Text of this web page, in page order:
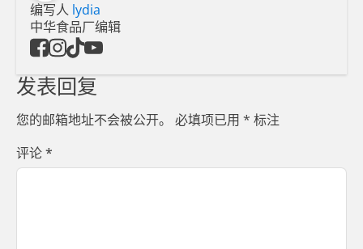
编写人 lydia
中华食品厂编辑
发表回复
您的邮箱地址不会被公开。 必填项已用 * 标注
评论*